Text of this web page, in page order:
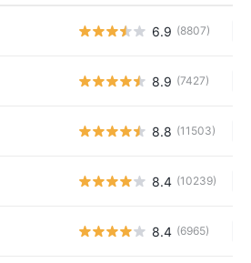
6.9 (8807)
8.9 (7427)
8.8 (11503)
8.4 (10239)
8.4 (6965)